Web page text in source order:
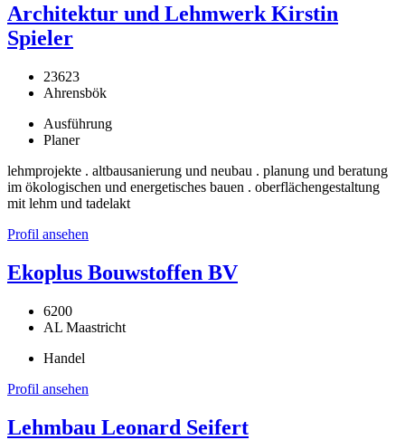
Architektur und Lehmwerk Kirstin
Spieler
23623
Ahrensbök
Ausführung
Planer
lehmprojekte . altbausanierung und neubau . planung und beratung
im ökologischen und energetisches bauen . oberflächengestaltung
mit lehm und tadelakt
Profil ansehen
Ekoplus Bouwstoffen BV
6200
AL Maastricht
Handel
Profil ansehen
Lehmbau Leonard Seifert